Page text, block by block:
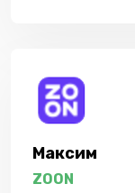
Максим
ZOON